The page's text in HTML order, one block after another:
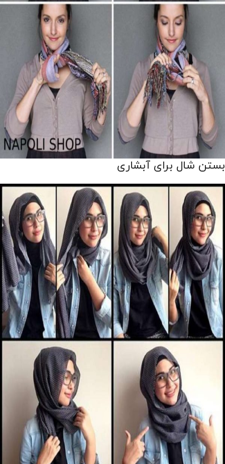
بستن شال برای آبشاری